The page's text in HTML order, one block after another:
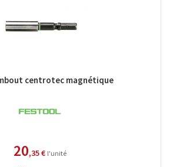
centrotec magnétique
20,35 € l'unité